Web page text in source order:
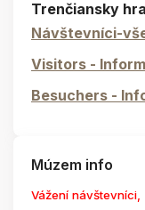
Trenčiansky
Návštevníci-
Visitors -
Besuchers -
Múzem info
Vážení návštevníci,